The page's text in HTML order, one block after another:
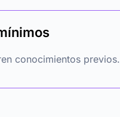
conocimientos previos.